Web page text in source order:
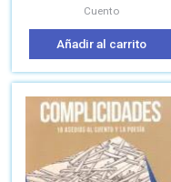
Cuento
Añadir al carrito